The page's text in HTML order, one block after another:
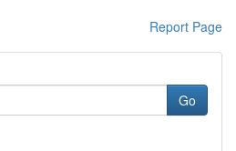
Report Page
Go